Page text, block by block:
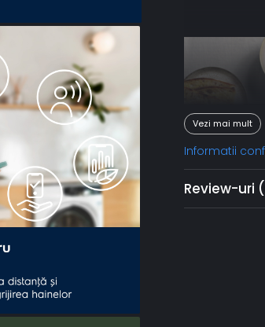
Vezi mai mult
Informatii
Review-uri